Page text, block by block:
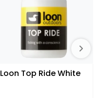
Loon Top Ride White